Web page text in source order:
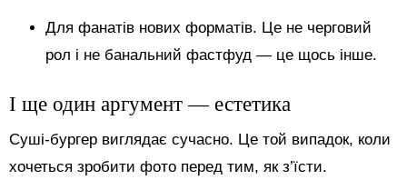
Для фанатів нових форматів. Це не черговий
рол і не банальний фастфуд — це щось інше.
І ще один аргумент — естетика
Суші-бургер виглядає сучасно. Це той випадок, коли
хочеться зробити фото перед тим, як з’їсти.